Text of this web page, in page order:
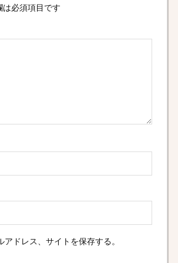
必須項目です
ドレス、サイトを保存する。